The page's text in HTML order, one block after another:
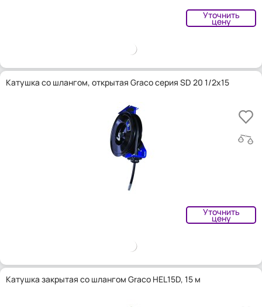
Уточнить
цену
Катушка со шлангом, открытая Graco серия SD 20 1/2x15
Уточнить
цену
Катушка закрытая со шлангом Graco HEL15D, 15 м